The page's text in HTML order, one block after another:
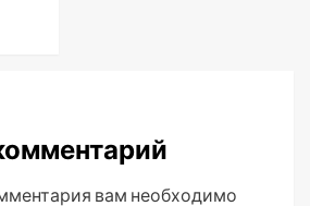
вам необходимо